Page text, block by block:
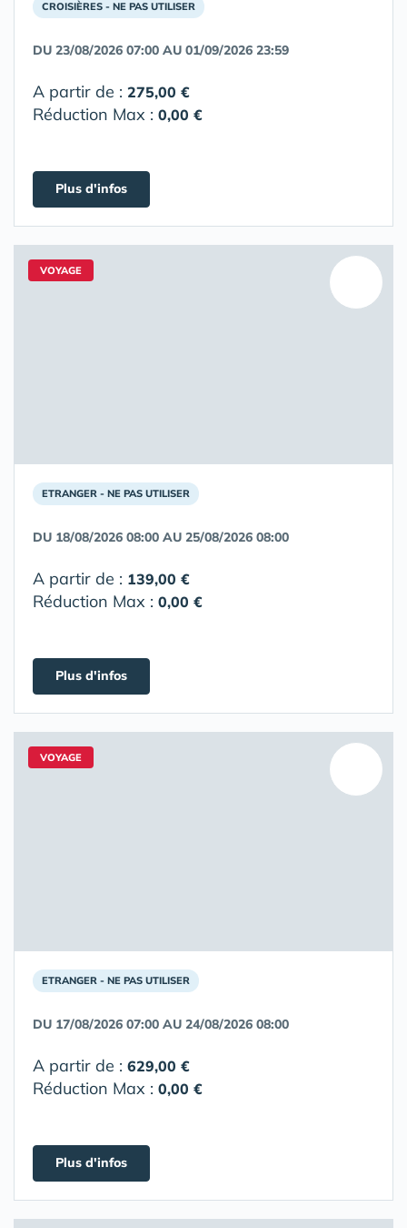
CROISIÈRES - NE PAS UTILISER
DU 23/08/2026 07:00 AU 01/09/2026 23:59
A partir de : 275,00 €
Réduction Max : 0,00 €
Plus d'infos
VOYAGE
ETRANGER - NE PAS UTILISER
DU 18/08/2026 08:00 AU 25/08/2026 08:00
A partir de : 139,00 €
Réduction Max : 0,00 €
Plus d'infos
VOYAGE
ETRANGER - NE PAS UTILISER
DU 17/08/2026 07:00 AU 24/08/2026 08:00
A partir de : 629,00 €
Réduction Max : 0,00 €
Plus d'infos